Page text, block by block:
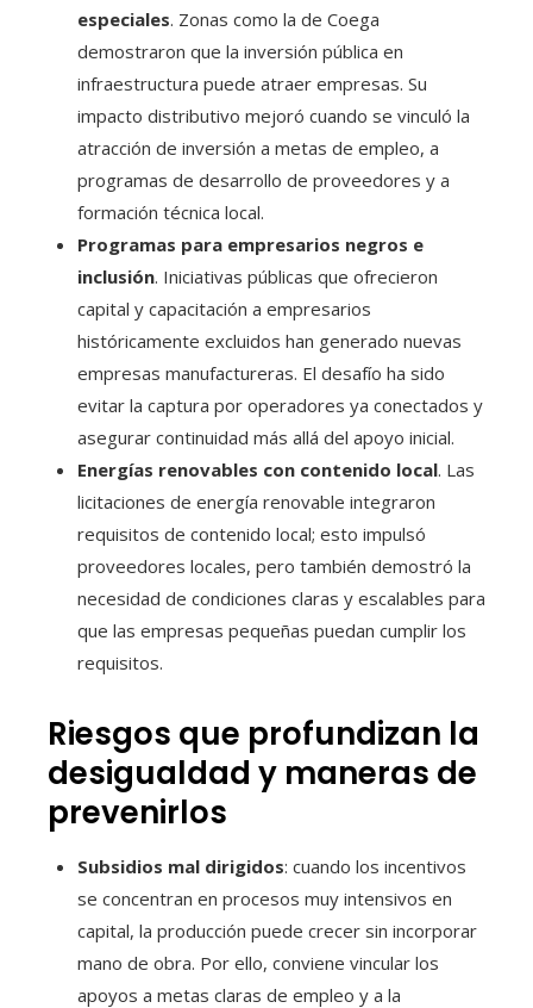
especiales. Zonas como la de Coega
demostraron que la inversión pública en
infraestructura puede atraer empresas. Su
impacto distributivo mejoró cuando se vinculó la
atracción de inversión a metas de empleo, a
programas de desarrollo de proveedores y a
formación técnica local.
Programas para empresarios negros e
inclusión. Iniciativas públicas que ofrecieron
capital y capacitación a empresarios
históricamente excluidos han generado nuevas
empresas manufactureras. El desafío ha sido
evitar la captura por operadores ya conectados y
asegurar continuidad más allá del apoyo inicial.
Energías renovables con contenido local. Las
licitaciones de energía renovable integraron
requisitos de contenido local; esto impulsó
proveedores locales, pero también demostró la
necesidad de condiciones claras y escalables para
que las empresas pequeñas puedan cumplir los
requisitos.
Riesgos que profundizan la
desigualdad y maneras de
prevenirlos
Subsidios mal dirigidos: cuando los incentivos
se concentran en procesos muy intensivos en
capital, la producción puede crecer sin incorporar
mano de obra. Por ello, conviene vincular los
apoyos a metas claras de empleo y a la